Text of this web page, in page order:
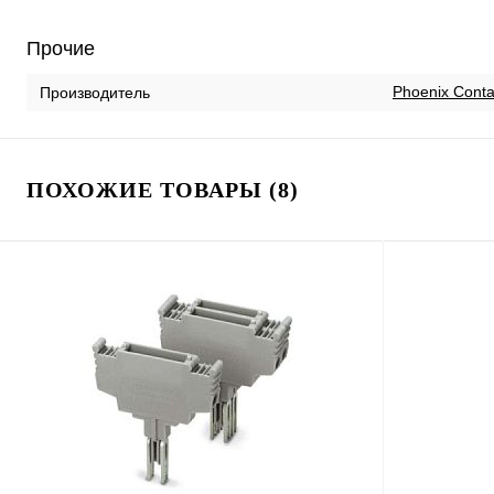
Прочие
Производитель Phoenix
ПОХОЖИЕ ТОВАРЫ (8)